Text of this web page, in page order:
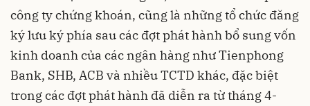
công ty chứng khoán, cũng là những tổ chức đăng
ký lưu ký phía sau các đợt phát hành bổ sung vốn
kinh doanh của các ngân hàng như Tienphong
Bank, SHB, ACB và nhiều TCTD khác, đặc biệt
trong các đợt phát hành đã diễn ra từ tháng 4-